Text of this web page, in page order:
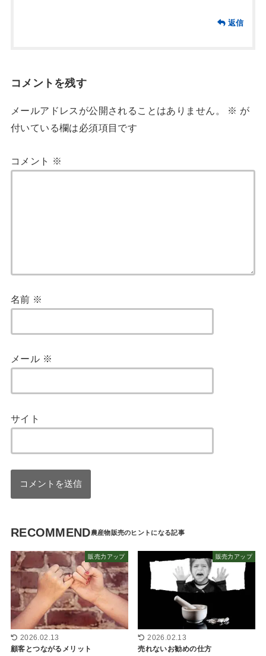
返信
コメントを残す
メールアドレスが公開されることはありません。 ※ が
付いている欄は必須項目です
コメント ※
名前 ※
メール ※
サイト
RECOMMEND
販売力アップ
2026.02.13
顧客とつながるメリット
販売力アップ
2026.02.13
売れないお勧めの仕方